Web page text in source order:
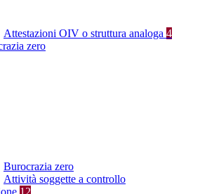
Attestazioni OIV o struttura analoga 4
zero
Burocrazia zero
Attività soggette a controllo